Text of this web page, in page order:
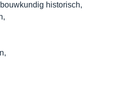
historisch,